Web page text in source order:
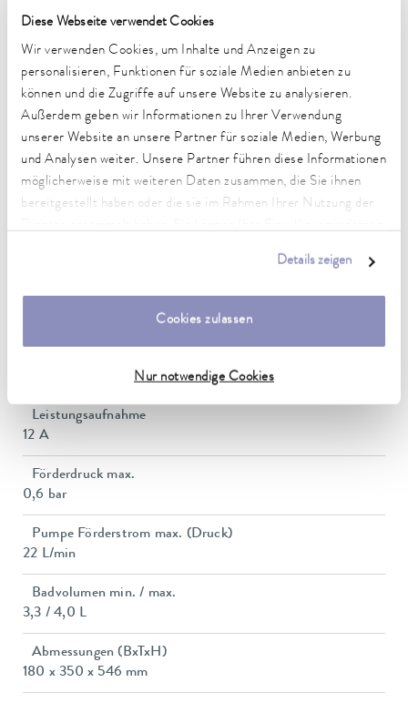
Diese Webseite verwendet Cookies
Wir verwenden Cookies, um Inhalte und Anzeigen zu
personalisieren, Funktionen für soziale Medien anbieten zu
können und die Zugriffe auf unsere Website zu analysieren.
Außerdem geben wir Informationen zu Ihrer Verwendung
unserer Website an unsere Partner für soziale Medien, Werbung
und Analysen weiter. Unsere Partner führen diese Informationen
möglicherweise mit weiteren Daten zusammen, die Sie ihnen
bereitgestellt haben oder die sie im Rahmen Ihrer Nutzung der
Details zeigen
Cookies zulassen
Nur notwendige Cookies
Technische Merkmale (nach
DIN 12876)
Arbeitstemperaturbereich
-15 ... 200 °C
Umgebungstemperaturbereich
5 ... 40 °C
Heizleistung max.
Leistungsaufnahme
12 A
Förderdruck max.
0,6 bar
Pumpe Förderstrom max. (Druck)
22 L/min
Badvolumen min. / max.
3,3 / 4,0 L
Abmessungen (BxTxH)
180 x 350 x 546 mm